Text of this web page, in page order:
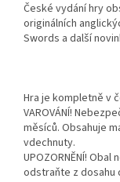
České vydání hry
originálních
Swords a další
Hra je kompletně v
VAROVÁNÍ!
měsíců. Obsahuje
vdechnuty.
UPOZORNĚNÍ!
odstraňte z dosahu